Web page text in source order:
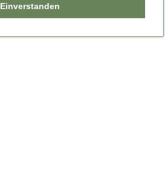
Einverstanden